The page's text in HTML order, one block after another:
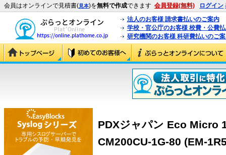
会員はオンラインで見積書(見本)を無料で作成できます 会員登録(無料) ログイン
法人のお客様 請求書払いのご案内
学校・官公庁のお客様 校費・公費
研究機関のお客様 科研費払いのご
PDXジャパン Eco Micro
CM200CU-1G-80 (EM-